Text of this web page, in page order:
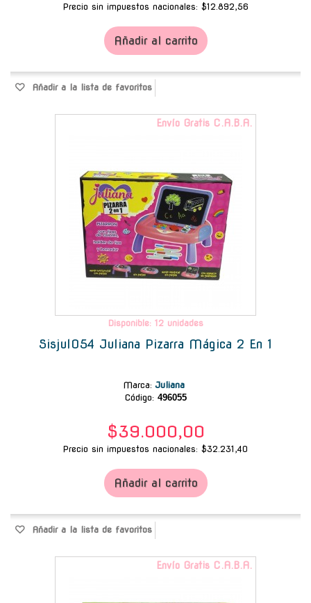
Precio sin impuestos nacionales: $12.892,56
Añadir al carrito
Añadir a la lista de favoritos
Envío Gratis C.A.B.A.
Disponible: 12 unidades
Sisjul054 Juliana Pizarra Mágica 2 En 1
Marca: Juliana
Código: 496055
$39.000,00
Precio sin impuestos nacionales: $32.231,40
Añadir al carrito
Añadir a la lista de favoritos
Envío Gratis C.A.B.A.